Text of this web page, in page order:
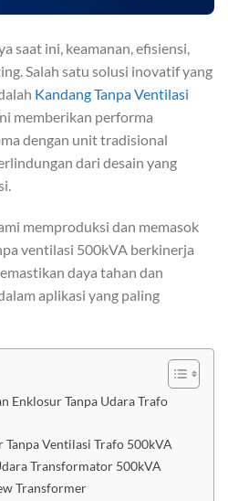
saat ini, keamanan, efisiensi,
Salah satu solusi inovatif yang
Kandang Tanpa Ventilasi
memberikan performa
dengan unit tradisional
dari desain yang
memproduksi dan memasok
ventilasi 500kVA berkinerja
daya tahan dan
aplikasi yang paling
Enklosur Tanpa Udara Trafo
Ventilasi Trafo 500kVA
Transformator 500kVA
Transformer